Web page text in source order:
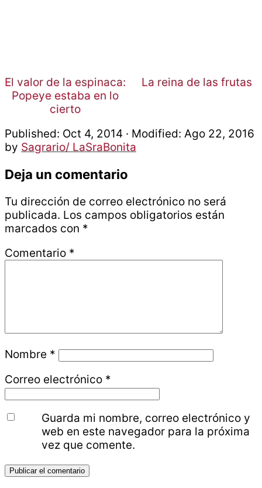
El valor de la espinaca:
Popeye estaba en lo
cierto
La reina de las frutas
Published: Oct 4, 2014 · Modified: Ago 22, 2016
by Sagrario/ LaSraBonita
Interacciones
con
los
lectores
Deja un comentario
Tu dirección de correo electrónico no será
publicada. Los campos obligatorios están
marcados con *
Comentario *
Nombre *
Correo electrónico *
Guarda mi nombre, correo electrónico y
web en este navegador para la próxima
vez que comente.